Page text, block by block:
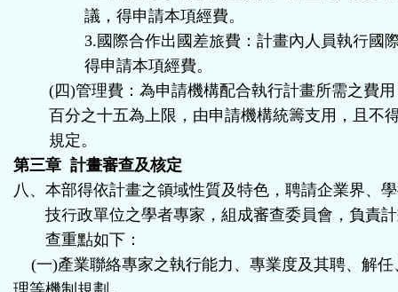
議，得申請本項經費。
3.國際合作出國差旅費：計畫內人員執行國
得申請本項經費。
(四)管理費：為申請機構配合執行計畫所需之費
百分之十五為上限，由申請機構統籌支用，且不
規定。
第三章 計畫審查及核定
八、本部得依計畫之領域性質及特色，聘請企業界、
技行政單位之學者專家，組成審查委員會，負責
查重點如下：
(一)產業聯絡專家之執行能力、專業度及其聘、解任